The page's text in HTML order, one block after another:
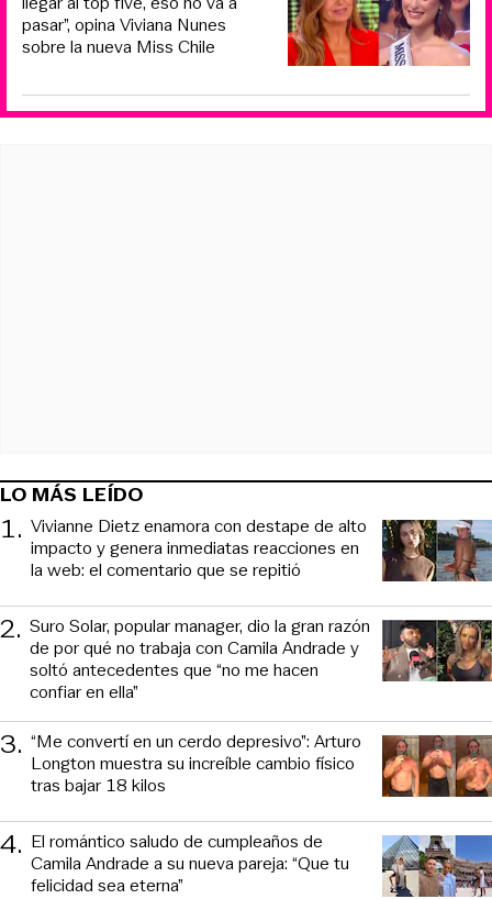
pasar”, opina Viviana Nunes
sobre la nueva Miss Chile
LO MÁS LEÍDO
1. Vivianne Dietz enamora con destape de alto
impacto y genera inmediatas reacciones en
la web: el comentario que se repitió
2. Suro Solar, popular manager, dio la gran razón
de por qué no trabaja con Camila Andrade y
soltó antecedentes que “no me hacen
confiar en ella”
3. “Me convertí en un cerdo depresivo”: Arturo
Longton muestra su increíble cambio físico
tras bajar 18 kilos
4. El romántico saludo de cumpleaños de
Camila Andrade a su nueva pareja: “Que tu
felicidad sea eterna”